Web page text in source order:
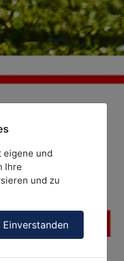
eigene und
Ihre
und zu
Einverstanden